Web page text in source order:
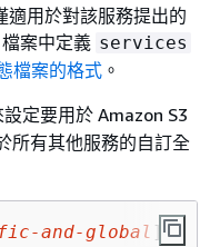
適用於對該服務提出的
檔案中定義 services
檔案的格式 。
定要用於 Amazon S3
所有其他服務的自訂全
and-global ]